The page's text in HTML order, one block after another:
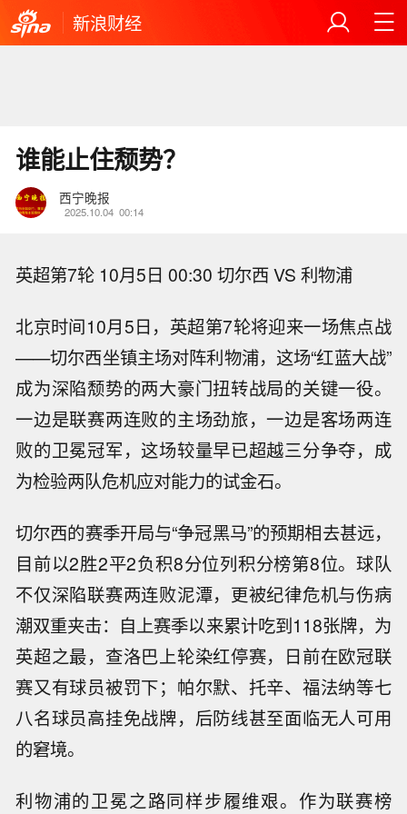
新浪财经
谁能止住颓势？
西宁晚报
2025.10.04 00:14
英超第7轮 10月5日 00:30 切尔西 VS 利物浦
北京时间10月5日，英超第7轮将迎来一场焦点战
——切尔西坐镇主场对阵利物浦，这场“红蓝大战”
成为深陷颓势的两大豪门扭转战局的关键一役。
一边是联赛两连败的主场劲旅，一边是客场两连
败的卫冕冠军，这场较量早已超越三分争夺，成
为检验两队危机应对能力的试金石。
切尔西的赛季开局与“争冠黑马”的预期相去甚远，
目前以2胜2平2负积8分位列积分榜第8位。球队
不仅深陷联赛两连败泥潭，更被纪律危机与伤病
潮双重夹击：自上赛季以来累计吃到118张牌，为
英超之最，查洛巴上轮染红停赛，日前在欧冠联
赛又有球员被罚下；帕尔默、托辛、福法纳等七
八名球员高挂免战牌，后防线甚至面临无人可用
的窘境。
利物浦的卫冕之路同样步履维艰。作为联赛榜